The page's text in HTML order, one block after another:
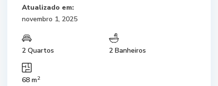
Atualizado em:
novembro 1, 2025
2 Quartos 2 Banheiros
68 m2